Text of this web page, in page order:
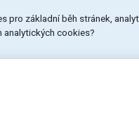
pro základní běh stránek,
cookies?